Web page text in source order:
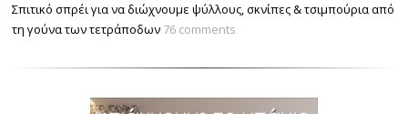
Σπιτικό σπρέι για να διώχνουμε ψύλλους, σκνίπες & τσιμπούρια από
τη γούνα των τετράποδων 76 comments